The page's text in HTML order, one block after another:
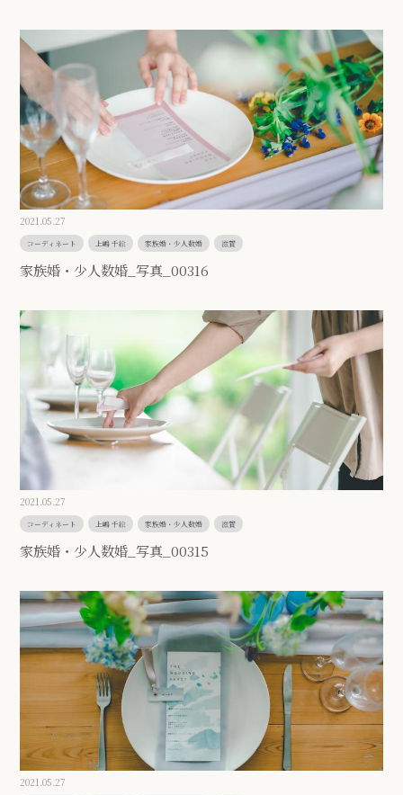
2021.05.27
コーディネート 上嶋 千絵 家族婚・少人数婚 滋賀
家族婚・少人数婚_写真_00316
2021.05.27
コーディネート 上嶋 千絵 家族婚・少人数婚 滋賀
家族婚・少人数婚_写真_00315
2021.05.27